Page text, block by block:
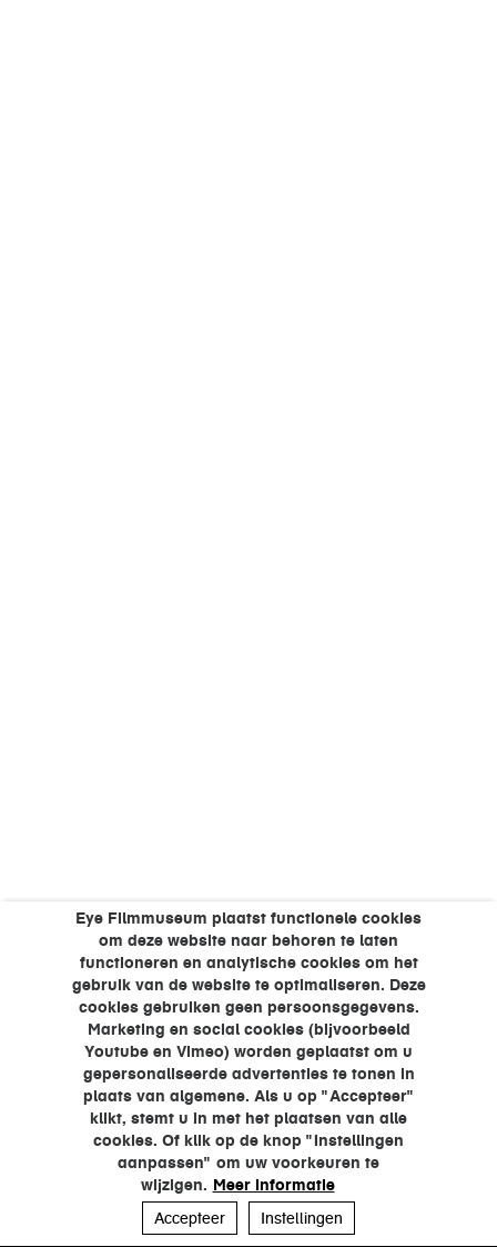
Eye Filmmuseum plaatst functionele cookies
om deze website naar behoren te laten
functioneren en analytische cookies om het
gebruik van de website te optimaliseren. Deze
cookies gebruiken geen persoonsgegevens.
Marketing en social cookies (bijvoorbeeld
Youtube en Vimeo) worden geplaatst om u
gepersonaliseerde advertenties te tonen in
plaats van algemene. Als u op "Accepteer"
klikt, stemt u in met het plaatsen van alle
cookies. Of klik op de knop "Instellingen
aanpassen" om uw voorkeuren te
wijzigen. Meer informatie
Accepteer
Instellingen